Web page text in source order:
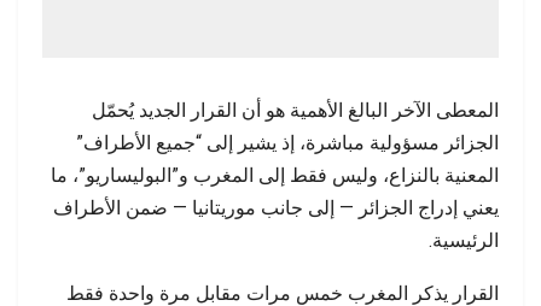
المعطى الآخر البالغ الأهمية هو أن القرار الجديد يُحمّل
الجزائر مسؤولية مباشرة، إذ يشير إلى “جميع الأطراف”
المعنية بالنزاع، وليس فقط إلى المغرب و”البوليساريو”، ما
يعني إدراج الجزائر — إلى جانب موريتانيا — ضمن الأطراف
الرئيسية.
القرار يذكر المغرب خمس مرات مقابل مرة واحدة فقط